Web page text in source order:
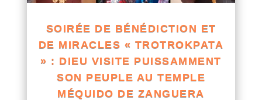
SOIRÉE DE BÉNÉDICTION ET
DE MIRACLES « TROTROKPATA
» : DIEU VISITE PUISSAMMENT
SON PEUPLE AU TEMPLE
MÉQUIDO DE ZANGUERA